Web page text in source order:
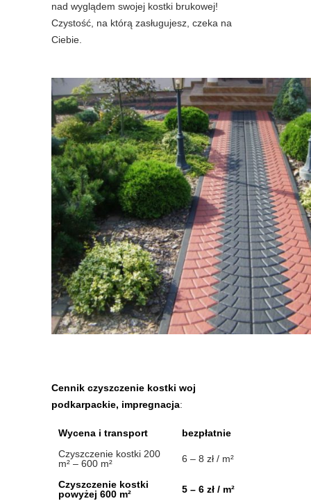
nad wyglądem swojej kostki brukowej!
Czystość, na którą zasługujesz, czeka na
Ciebie.
Cennik czyszczenie kostki woj
podkarpackie, impregnacja:
Wycena i transport
bezpłatnie
Czyszczenie kostki 200
m² – 600 m²
6 – 8 zł / m²
Czyszczenie kostki
powyżej 600 m²
5 – 6 zł / m²